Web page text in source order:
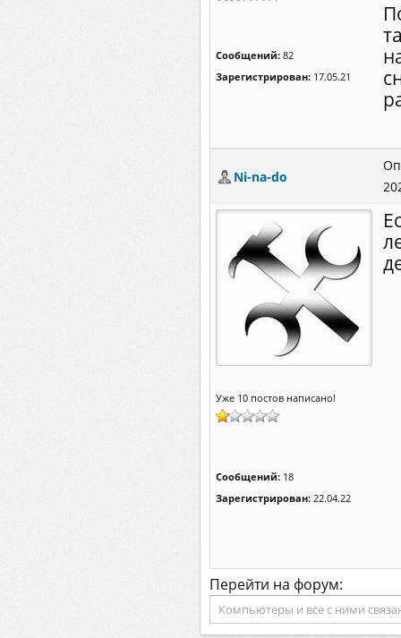
Сообщений: 82
Зарегистрирован: 17.05.21
Ni-na-do
Уже 10 постов написано!
Сообщений: 18
Зарегистрирован: 22.04.22
Перейти на форум: